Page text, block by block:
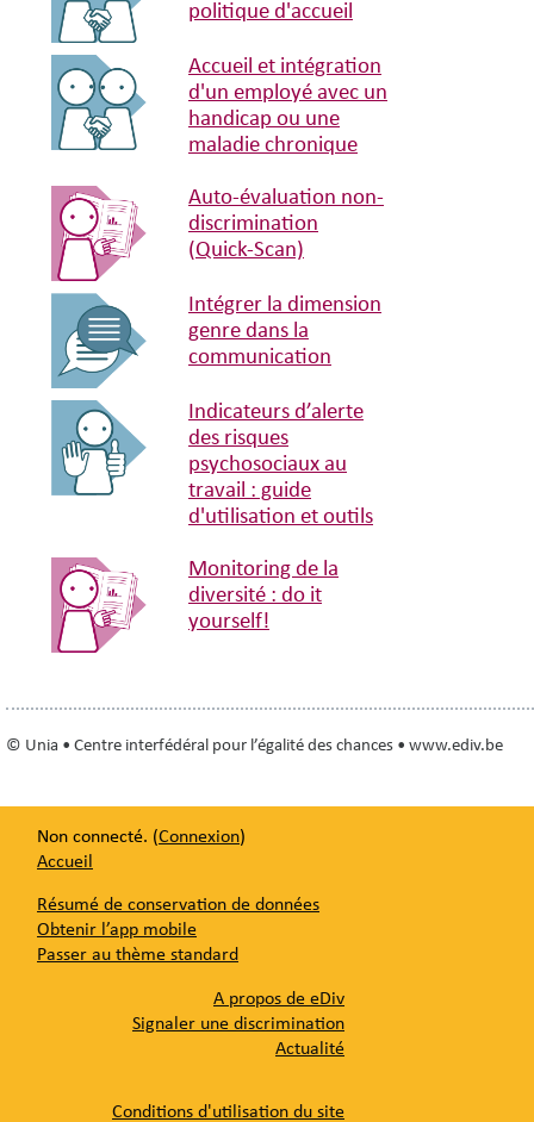
politique d'accueil
Accueil et intégration
d'un employé avec un
handicap ou une
maladie chronique
Auto-évaluation non-
discrimination
(Quick-Scan)
Intégrer la dimension
genre dans la
communication
Indicateurs d’alerte
des risques
psychosociaux au
travail : guide
d'utilisation et outils
Monitoring de la
diversité : do it
yourself!
© Unia • Centre interfédéral pour l’égalité des chances • www.ediv.be
Non connecté. (Connexion)
Accueil
Résumé de conservation de données
Obtenir l’app mobile
Passer au thème standard
A propos de eDiv
Signaler une discrimination
Actualité
Conditions d'utilisation du site